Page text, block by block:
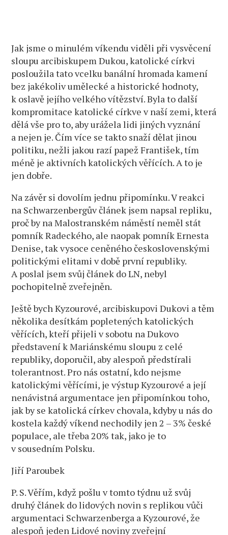
Jak jsme o minulém víkendu viděli při vysvěcení
sloupu arcibiskupem Dukou, katolické církvi
posloužila tato vcelku banální hromada kamení
bez jakékoliv umělecké a historické hodnoty,
k oslavě jejího velkého vítězství. Byla to další
kompromitace katolické církve v naší zemi, která
dělá vše pro to, aby urážela lidi jiných vyznání
a nejen je. Čím více se takto snaží dělat jinou
politiku, nežli jakou razí papež František, tím
méně je aktivních katolických věřících. A to je
jen dobře.
Na závěr si dovolím jednu připomínku. V reakci
na Schwarzenbergův článek jsem napsal repliku,
proč by na Malostranském náměstí neměl stát
pomník Radeckého, ale naopak pomník Ernesta
Denise, tak vysoce ceněného československými
politickými elitami v době první republiky.
A poslal jsem svůj článek do LN, nebyl
pochopitelně zveřejněn.
Ještě bych Kyzourové, arcibiskupovi Dukovi a těm
několika desítkám popletených katolických
věřících, kteří přijeli v sobotu na Dukovo
představení k Mariánskému sloupu z celé
republiky, doporučil, aby alespoň předstírali
tolerantnost. Pro nás ostatní, kdo nejsme
katolickými věřícími, je výstup Kyzourové a její
nenávistná argumentace jen připomínkou toho,
jak by se katolická církev chovala, kdyby u nás do
kostela každý víkend nechodily jen 2 – 3% české
populace, ale třeba 20% tak, jako je to
v sousedním Polsku.
Jiří Paroubek
P. S. Věřím, když pošlu v tomto týdnu už svůj
druhý článek do lidových novin s replikou vůči
argumentaci Schwarzenberga a Kyzourové, že
alespoň jeden Lidové noviny zveřejní